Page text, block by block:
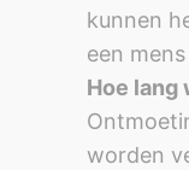
kunnen
een
Hoe lang
worden